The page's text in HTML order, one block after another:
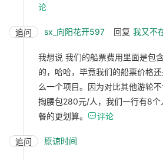
论
追问 sx_向阳花开597 回复 我又不
我想说 我们的船票费用里面是包
的，哈哈，毕竟我们的船票价格
么一个项目。因为对比其他游轮
掏腰包280元/人，我们一行有8
餐的更划算。 评论
追问 原谅时间